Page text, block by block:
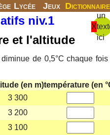
Lycée Jeux Dictionnaire
X
un
ici
niv.1
et l'altitude
de 0,5°C chaque fois
(en m)température (en
3 300
3 200
3 100